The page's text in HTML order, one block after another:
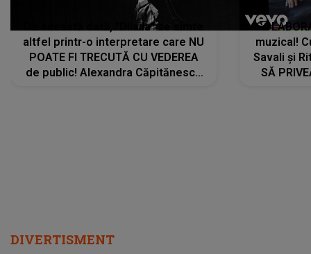
De această dată, "Dilaila" se simte
altfel printr-o interpretare care NU
POATE FI TRECUTĂ CU VEDEREA
de public! Alexandra Căpitănescu
muzical!
Savali și
SĂ
DIVERTISMENT